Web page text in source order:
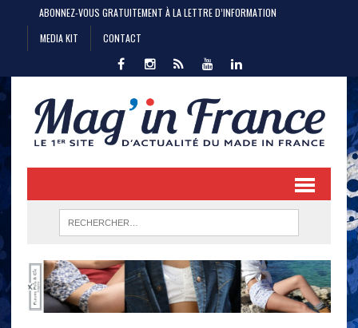
ABONNEZ-VOUS GRATUITEMENT À LA LETTRE D’INFORMATION
MEDIA KIT
CONTACT